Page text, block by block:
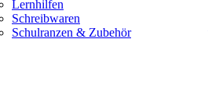
Lernhilfen
Schreibwaren
Schulranzen & Zubehör